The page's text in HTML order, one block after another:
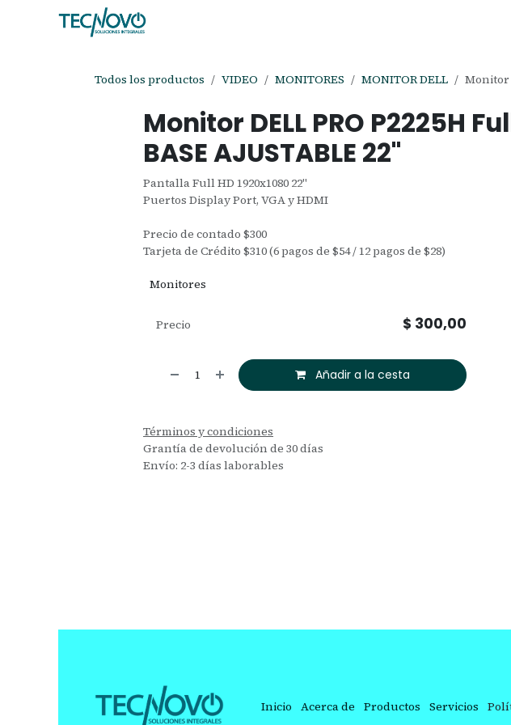
Todos los productos VIDEO MONITORES MONITOR DELL Monitor
Monitor DELL PRO P2225H
BASE AJUSTABLE 22"
Pantalla Full HD 1920x1080 22"
Puertos Display Port, VGA y HDMI
Precio de contado $300
Tarjeta de Crédito $310 (6 pagos de $54 / 12 pagos de $28)
Monitores
Añadir a la cesta
Precio $ 300,00
Términos y condiciones
Grantía de devolución de 30 días
Envío: 2-3 días laborables
Inicio Acerca de Productos Servicios